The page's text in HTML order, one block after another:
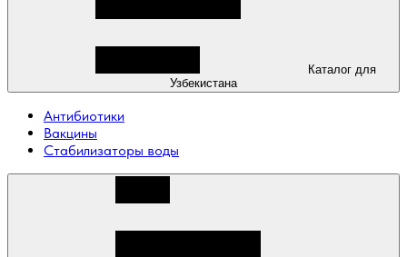
Узбекистана
Антибиотики
Вакцины
Стабилизаторы воды